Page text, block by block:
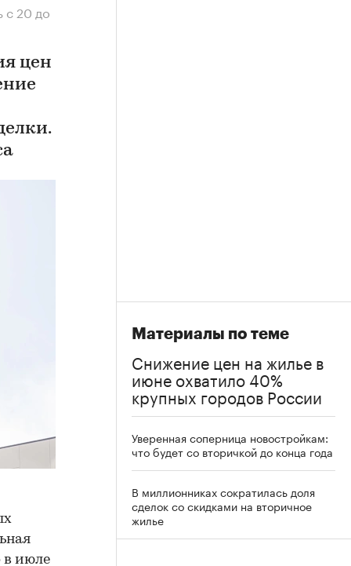
с 20 до
цен
в июле
Материалы по теме
Снижение цен на жилье в
июне охватило 40%
крупных городов России
Уверенная соперница новостройкам:
что будет со вторичкой до конца года
В миллионниках сократилась доля
сделок со скидками на вторичное
жилье